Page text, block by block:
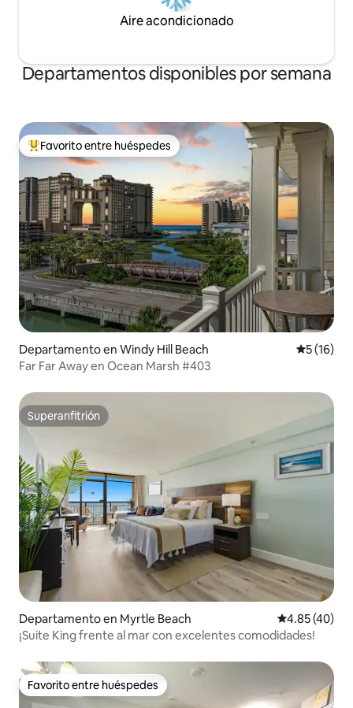
Aire acondicionado
Departamentos disponibles por semana
De los mejores en Favorito entre huéspedes
Favorito entre huéspedes
Departamento en Windy Hill Beach
5 (16)
Far Far Away en Ocean Marsh #403
Superanfitrión
Superanfitrión
Departamento en Myrtle Beach Calificación
4.85 (40)
¡Suite King frente al mar con excelentes comodidades!
Favorito entre huéspedes
Favorito entre huéspedes